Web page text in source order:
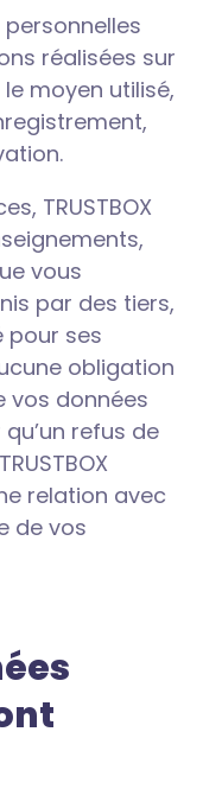
réalisées sur
moyen utilisé,
TRUSTBOX
vous
par des tiers,
pour ses
obligation
vos données
refus de
relation avec
de vos